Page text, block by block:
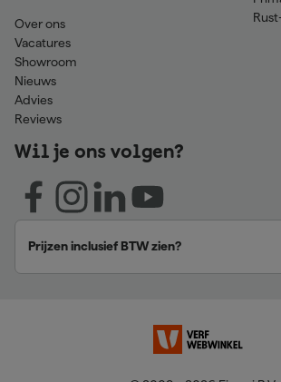
Over ons
Vacatures
Showroom
Nieuws
Advies
Reviews
Wil je ons volgen?
Prijzen inclusief BTW zien?